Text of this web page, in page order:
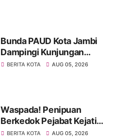
Bunda PAUD Kota Jambi
Dampingi Kunjungan
Kemendikdasmen, Perkuat
BERITA KOTA AUG 05, 2026
Waspada! Penipuan
Berkedok Pejabat Kejati
Jambi, Warga Diminta
BERITA KOTA AUG 05, 2026